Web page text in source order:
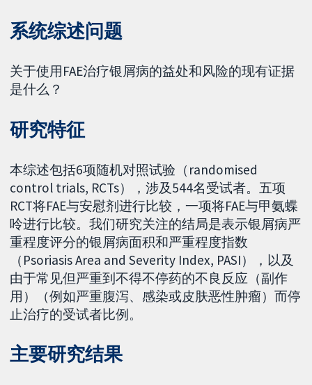
系统综述问题
关于使用FAE治疗银屑病的益处和风险的现有证据
是什么？
研究特征
本综述包括6项随机对照试验（randomised
control trials, RCTs），涉及544名受试者。五项
RCT将FAE与安慰剂进行比较，一项将FAE与甲氨蝶
呤进行比较。我们研究关注的结局是表示银屑病严
重程度评分的银屑病面积和严重程度指数
（Psoriasis Area and Severity Index, PASI），以及
由于常见但严重到不得不停药的不良反应（副作
用）（例如严重腹泻、感染或皮肤恶性肿瘤）而停
止治疗的受试者比例。
主要研究结果